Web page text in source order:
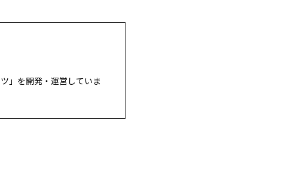
」を開発・運営していま